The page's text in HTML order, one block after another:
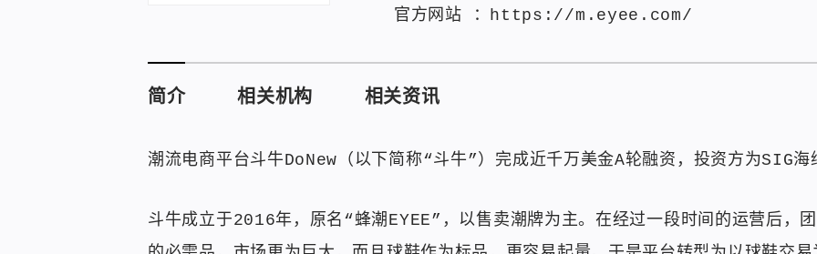
官方网站 ： https://m.eyee.com/
简介 相关机构 相关资讯
潮流电商平台斗牛DoNew（以下简称“斗牛”）完成近千万美金A轮融资，投资方为SIG海
斗牛成立于2016年，原名“蜂潮EYEE”，以售卖潮牌为主。在经过一段时间的运营后，